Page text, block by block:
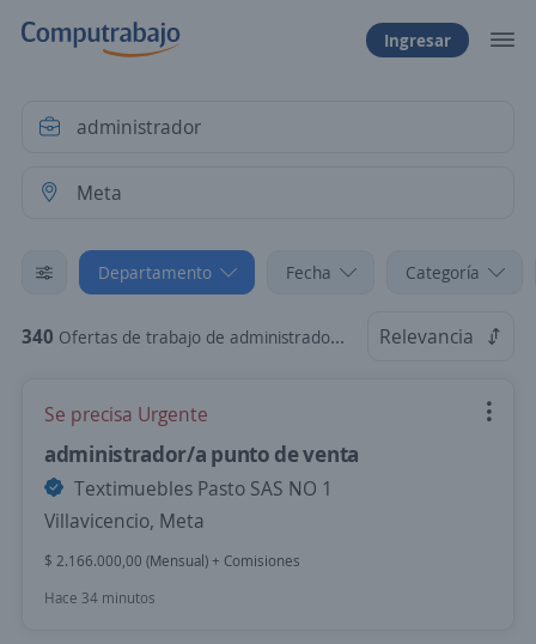
Ingresar
Departamento Fecha Categoría
340 Ofertas de trabajo de administrador en Meta Relevancia
Se precisa Urgente
administrador/a punto de venta
Textimuebles Pasto SAS NO 1
Villavicencio, Meta
$ 2.166.000,00 (Mensual) + Comisiones
Hace 34 minutos